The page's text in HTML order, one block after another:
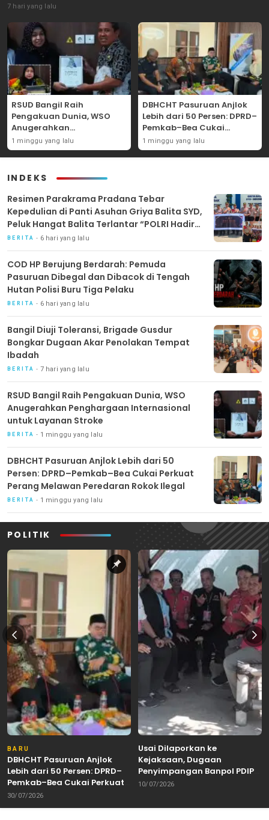
7 hari yang lalu
RSUD Bangil Raih
Pengakuan Dunia, WSO
Anugerahkan
Penghargaan
Internasional untuk
1 minggu yang lalu
DBHCHT Pasuruan Anjlok
Lebih dari 50 Persen: DPRD–
Pemkab–Bea Cukai
Perkuat Perang Melawan
Peredaran Rokok Ilegal
1 minggu yang lalu
INDEKS
Resimen Parakrama Pradana Tebar
Kepedulian di Panti Asuhan Griya Balita SYD,
Peluk Hangat Balita Terlantar “POLRI Hadir
Dengan Hati”
BERITA 6 hari yang lalu
COD HP Berujung Berdarah: Pemuda
Pasuruan Dibegal dan Dibacok di Tengah
Hutan Polisi Buru Tiga Pelaku
BERITA 6 hari yang lalu
Bangil Diuji Toleransi, Brigade Gusdur
Bongkar Dugaan Akar Penolakan Tempat
Ibadah
BERITA 7 hari yang lalu
RSUD Bangil Raih Pengakuan Dunia, WSO
Anugerahkan Penghargaan Internasional
untuk Layanan Stroke
BERITA 1 minggu yang lalu
DBHCHT Pasuruan Anjlok Lebih dari 50
Persen: DPRD–Pemkab–Bea Cukai Perkuat
Perang Melawan Peredaran Rokok Ilegal
BERITA 1 minggu yang lalu
POLITIK
BARU
DBHCHT Pasuruan Anjlok
Lebih dari 50 Persen: DPRD–
Pemkab–Bea Cukai Perkuat
Perang Melawan Peredaran
Rokok Ilegal
30/07/2026
Usai Dilaporkan ke
Kejaksaan, Dugaan
Penyimpangan Banpol PDIP
Pasuruan Dinyatakan
Cabut Laporan”
10/07/2026